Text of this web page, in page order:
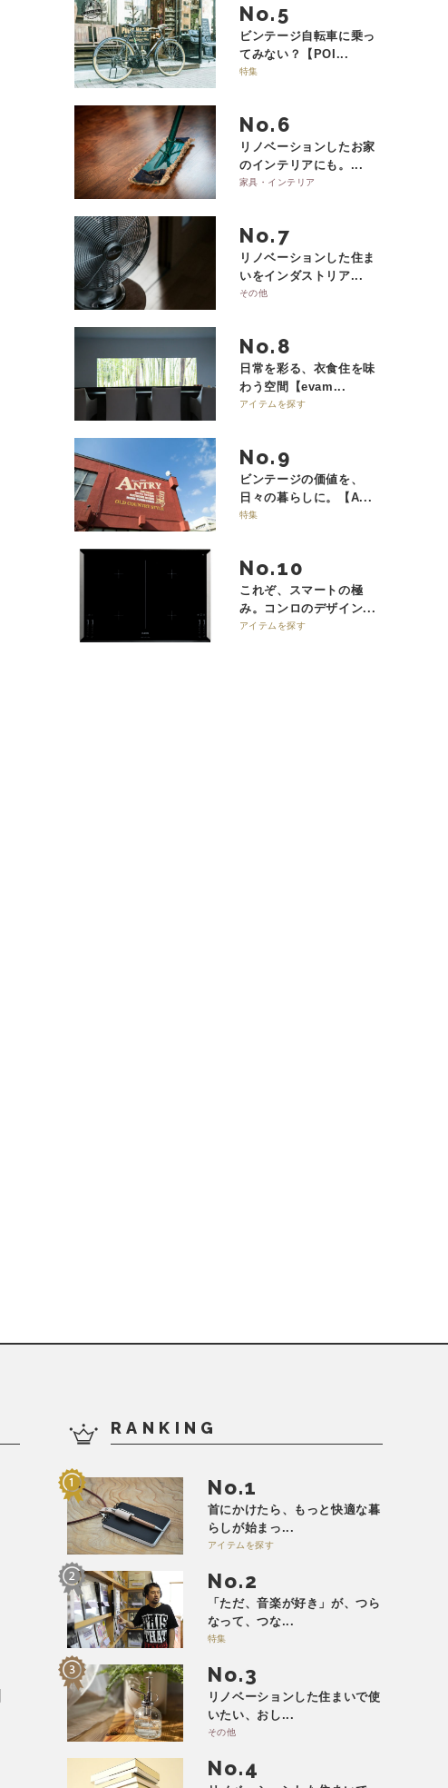
No.
ビンテージ自転車に乗っ
てみない？【POI...
特集
No.
リノベーションしたお家
のインテリアにも。...
家具・インテリア
No.
リノベーションした住ま
いをインダストリア...
その他
No.
日常を彩る、衣食住を味
わう空間【evam...
アイテムを探す
No.
ビンテージの価値を、
日々の暮らしに。【A...
特集
No.
これぞ、スマートの極
み。コンロのデザイン...
アイテムを探す
RANKING
No.
首にかけたら、もっと快適な暮
らしが始まっ...
アイテムを探す
No.
「ただ、音楽が好き」が、つら
なって、つな...
特集
No.
リノベーションした住まいで使
いたい、おし...
その他
No.